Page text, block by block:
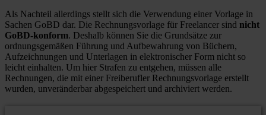
Als Nachteil allerdings stellt sich die Verwendung einer Vorlage in
Sachen GoBD dar. Die Rechnungsvorlage für Freelancer sind nicht
GoBD-konform. Deshalb können Sie die Grundsätze zur
ordnungsgemäßen Führung und Aufbewahrung von Büchern,
Aufzeichnungen und Unterlagen in elektronischer Form nicht so
leicht einhalten. Um hier Strafen zu entgehen, müssen alle
Rechnungen, die mit einer Freiberufler Rechnungsvorlage erstellt
wurden, unveränderbar abgespeichert und archiviert werden.